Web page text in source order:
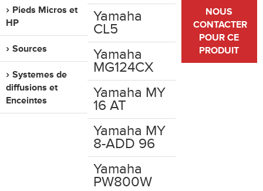
Pieds Micros et
HP
Sources
Systemes de
diffusions et
Enceintes
Yamaha
CL5
Yamaha
MG124CX
Yamaha MY
16 AT
Yamaha MY
8-ADD 96
Yamaha
PW800W
NOUS
CONTACTER
POUR CE
PRODUIT